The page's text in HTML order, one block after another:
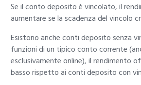
Se il conto deposito è vincolato, il
aumentare se la scadenza del vincolo
Esistono anche conti deposito senza
funzioni di un tipico conto corrente
esclusivamente online), il rendimento
basso rispetto ai conti deposito con